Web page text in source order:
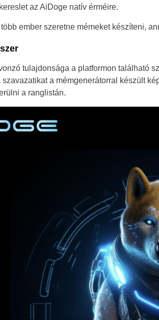
Germany
Spain
Portugal
Romania
Russia
Sweden
Slovakia
Thailand
az AiDoge natív érméire.
ember szeretne mémeket készíteni,
tulajdonsága a platformon található
a mémgenerátorral készült
a ranglistán.